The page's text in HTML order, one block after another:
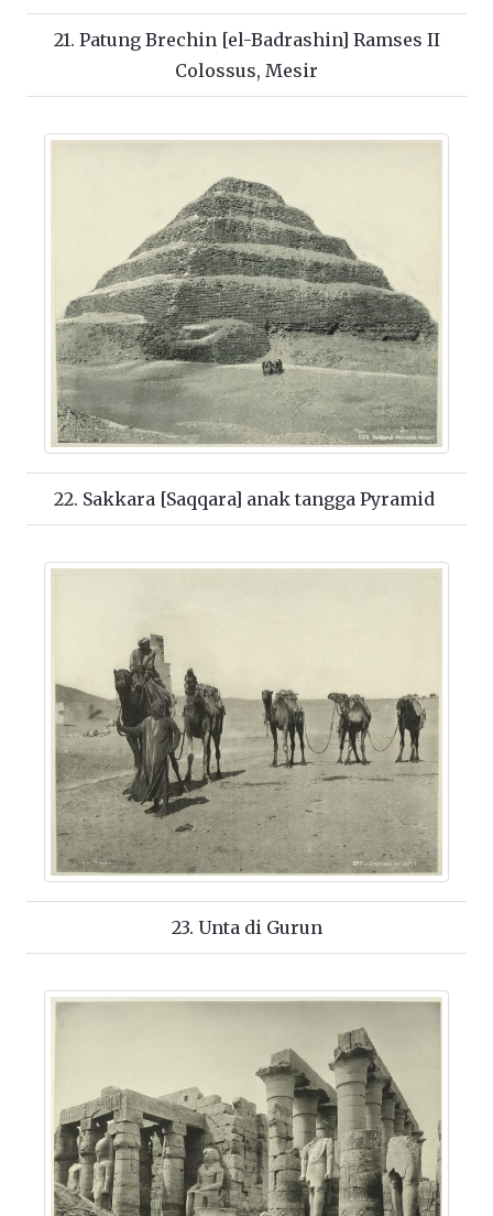
21. Patung Brechin [el-Badrashin] Ramses II
Colossus, Mesir
22. Sakkara [Saqqara] anak tangga Pyramid
23. Unta di Gurun